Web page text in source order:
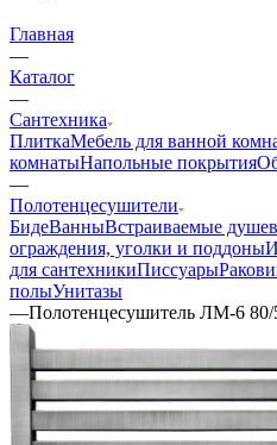
Главная
—
Каталог
—
Сантехника
ПлиткаМебель для ванной
комнатыНапольные покрытия
—
Полотенцесушители
БидеВанныВстраиваемые
ограждения, уголки и поддоны
для сантехникиПиссуары
полыУнитазы
—Полотенцесушитель ЛМ-6 80/